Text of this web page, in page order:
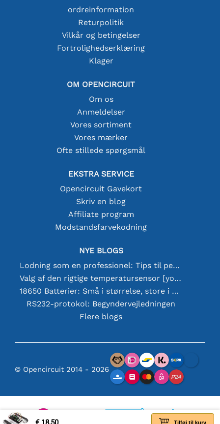
Tilføj til kurv
ordreinformation
Returpolitik
Vilkår og betingelser
Fortrolighedserklæring
Klager
OM OPENCIRCUIT
Om os
Anmeldelser
Vores sortiment
Vores mærker
Ofte stillede spørgsmål
EKSTRA SERVICE
Opencircuit Gavekort
Skriv en blog
Affiliate program
Modstandsfarvekodning
NYE BLOGS
Lodning som en professionel: Tips til perfekte elektroniske forbindelser
Valg af den rigtige temperatursensor [youtube]
18650 Batterier: Små i størrelse, store i ydeevne
RS232-protokol: Begyndervejledningen
Flere blogs
© Opencircuit 2014 - 2026